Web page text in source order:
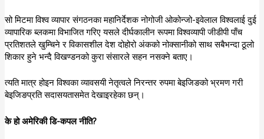
सो मिटमा विश्व व्यापार संगठनका महानिर्देशक नोगोजी ओकोन्जो-इवेलाल विश्वलाई दुई
व्यापारिक ब्लकमा विभाजित गरिए यसले दीर्घकालीन रूपमा विश्वव्यापी जीडीपी पाँच
प्रतिशतले खुम्चिने र विकासशील देश दोहोरो अंकको नोक्सानीको साथ सबैभन्दा ठूलो
शिकार हुने भन्दै विखण्डनको कुरा संसारले सहन नसक्ने बताए।
त्यति मात्र होइन विश्वका व्यावसयी नेतृत्वले निरन्तर रुपमा बेइजिङको भ्रमण गरी
बेइजिङप्रति सदासयतासमेत देखाइरहेका छन्।
के हो अमेरिकी डि-कपल नीति?